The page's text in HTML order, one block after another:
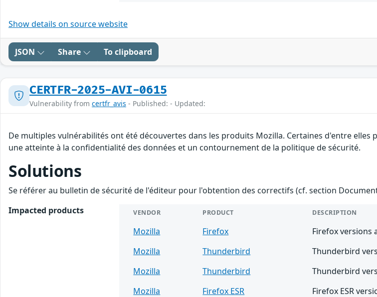
Show details on source website
JSON Share To clipboard
CERTFR-2025-AVI-0615
Vulnerability from certfr_avis - Published: - Updated:
De multiples vulnérabilités ont été découvertes dans les produits Mozilla. Certaines d'entre
une atteinte à la confidentialité des données et un contournement de la politique de sécurité.
Solutions
Se référer au bulletin de sécurité de l'éditeur pour l'obtention des correctifs (cf. section
Impacted products
VENDOR PRODUCT DESCRIPTION
Mozilla Firefox
Firefox versions
Mozilla
Thunderbird
Thunderbird
Mozilla
Thunderbird
Thunderbird
Mozilla
Firefox ESR
Firefox ESR